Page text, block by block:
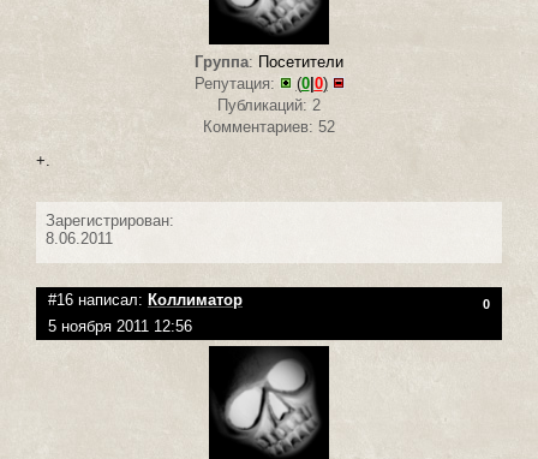
Группа: Посетители
Репутация:
(0| 0)
Публикаций: 2
Комментариев: 52
+.
Зарегистрирован:
8.06.2011
#16 написал: Коллиматор 0
5 ноября 2011 12:56